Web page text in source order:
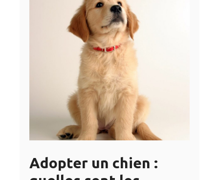
Adopter un chien :